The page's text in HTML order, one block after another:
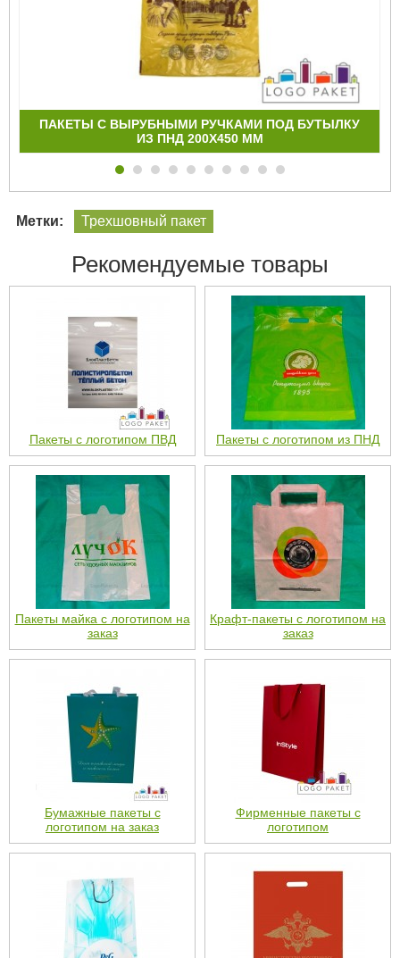
ПАКЕТЫ С ВЫРУБНЫМИ РУЧКАМИ ПОД БУТЫЛКУ
ИЗ ПНД 200Х450 ММ
Метки: Трехшовный пакет
Рекомендуемые товары
Пакеты с логотипом ПВД Пакеты с логотипом из ПНД
Пакеты майка с логотипом на
заказ
Крафт-пакеты с логотипом на
заказ
Бумажные пакеты с
логотипом на заказ
Фирменные пакеты с
логотипом